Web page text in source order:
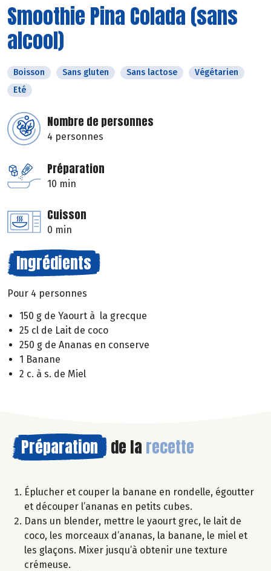
Smoothie Pina Colada (sans
alcool)
Boisson Sans gluten Sans lactose
Végétarien
Eté
Nombre de personnes
4 personnes
Préparation
10 min
Cuisson
0 min
Ingrédients
Pour 4 personnes
150 g de Yaourt à la grecque
25 cl de Lait de coco
250 g de Ananas en conserve
1 Banane
2 c. à s. de Miel
Préparation de la recette
Éplucher et couper la banane en rondelle, égoutter
et découper l’ananas en petits cubes.
Dans un blender, mettre le yaourt grec, le lait de
coco, les morceaux d’ananas, la banane, le miel et
les glaçons. Mixer jusqu’à obtenir une texture
crémeuse.